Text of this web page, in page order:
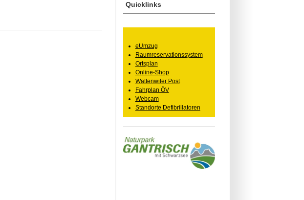
Quicklinks
eUmzug
Raumreservationssystem
Ortsplan
Online-Shop
Wattenwiler Post
Fahrplan ÖV
Webcam
Standorte Defibrillatoren